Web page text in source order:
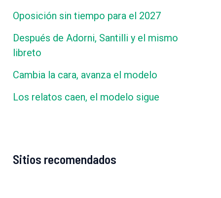
Oposición sin tiempo para el 2027
Después de Adorni, Santilli y el mismo
libreto
Cambia la cara, avanza el modelo
Los relatos caen, el modelo sigue
Sitios recomendados